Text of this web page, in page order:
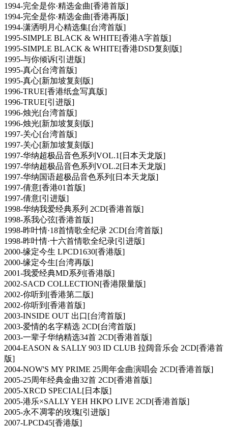
1994-完全是你·精选金曲[香港首版]
1994-完全是你·精选金曲[香港再版]
1994-潇洒明月心精选集[台湾首版]
1995-SIMPLE BLACK & WHITE[香港A字首版]
1995-SIMPLE BLACK & WHITE[香港DSD复刻版]
1995-与你倾诉[引进版]
1995-真心[台湾首版]
1995-真心[新加坡复刻版]
1996-TRUE[香港纸盒写真版]
1996-TRUE[引进版]
1996-烛光[台湾首版]
1996-烛光[新加坡复刻版]
1997-关心[台湾首版]
1997-关心[新加坡复刻版]
1997-华纳超极品音色系列VOL.1[日本天龙版]
1997-华纳超极品音色系列VOL.2[日本天龙版]
1997-华纳国语超极品音色系列[日本天龙版]
1997-倩意[香港01首版]
1997-倩意[引进版]
1998-华纳我爱经典系列 2CD[香港首版]
1998-系我心弦[香港首版]
1998-昨叶情·18首情歌全纪录 2CD[台湾首版]
1998-昨叶情·十六首情歌全纪录[引进版]
2000-缘定今生 LPCD1630[香港版]
2000-缘定今生[台湾再版]
2001-我爱经典MD系列[香港版]
2002-SACD COLLECTION[香港限量版]
2002-你听到[香港第二版]
2002-你听到[香港首版]
2003-INSIDE OUT 出口[台湾首版]
2003-爱情的名字精选 2CD[台湾首版]
2003-一辈子华纳精选34首 2CD[香港首版]
2004-EASON & SALLY 903 ID CLUB 拉阔音乐会 2CD[香港首
版]
2004-NOW'S MY PRIME 25周年金曲演唱会 2CD[香港首版]
2005-25周年经典金曲32首 2CD[香港首版]
2005-XRCD SPECIAL[日本版]
2005-港乐×SALLY YEH HKPO LIVE 2CD[香港首版]
2005-永不凋零的玫瑰[引进版]
2007-LPCD45[香港版]